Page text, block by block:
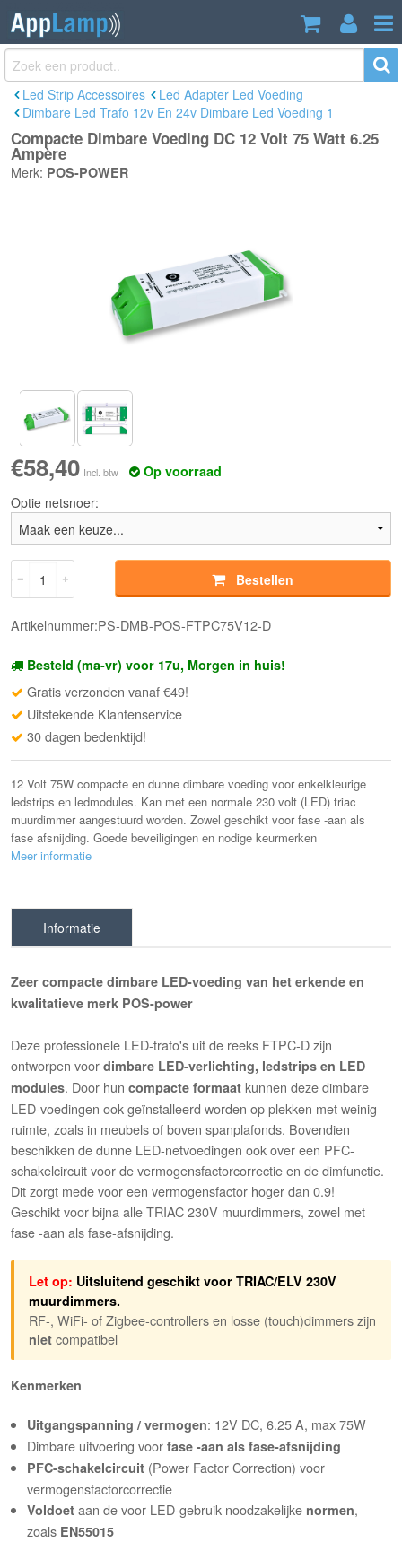
Compacte Dimbare Voeding DC 12 Volt
75 Watt 6.25 Ampère
€58,40
Led Strip Accessoires
Led Adapter Led Voeding
Dimbare Led Trafo 12v En 24v Dimbare Led Voeding 1
Compacte Dimbare Voeding DC 12 Volt 75 Watt 6.25
Ampère
Merk: POS-POWER
€58,40 Incl. btw
Op voorraad
Optie netsnoer:
Bestellen
Artikelnummer:PS-DMB-POS-FTPC75V12-D
Besteld (ma-vr) voor 17u, Morgen in huis!
Gratis verzonden vanaf €49!
Uitstekende Klantenservice
30 dagen bedenktijd!
12 Volt 75W compacte en dunne dimbare voeding voor enkelkleurige
ledstrips en ledmodules. Kan met een normale 230 volt (LED) triac
muurdimmer aangestuurd worden. Zowel geschikt voor fase -aan als
fase afsnijding. Goede beveiligingen en nodige keurmerken
Meer informatie
Informatie
Zeer compacte dimbare LED-voeding van het erkende en
kwalitatieve merk POS-power
Deze professionele LED-trafo's uit de reeks FTPC-D zijn
ontworpen voordimbare LED-verlichting, ledstrips en LED
modules. Door huncompacte formaat kunnen deze dimbare
LED-voedingen ook geïnstalleerd worden op plekken met weinig
ruimte, zoals in meubels of boven spanplafonds. Bovendien
beschikken de dunne LED-netvoedingen ook over een PFC-
schakelcircuit voor de vermogensfactorcorrectie en de dimfunctie.
Dit zorgt mede voor een vermogensfactor hoger dan 0.9!
Geschikt voor bijna alle TRIAC 230V muurdimmers, zowel met
fase -aan als fase-afsnijding.
Let op: Uitsluitend geschikt voor TRIAC/ELV 230V
muurdimmers.
RF-, WiFi- of Zigbee-controllers en losse (touch)dimmers zijn
niet compatibel
Kenmerken
Uitgangspanning / vermogen: 12V DC, 6.25 A, max 75W
Dimbare uitvoering voor fase -aan als fase-afsnijding
PFC-schakelcircuit (Power Factor Correction) voor
vermogensfactorcorrectie
Voldoet aan de voor LED-gebruik noodzakelijke normen,
zoals EN55015